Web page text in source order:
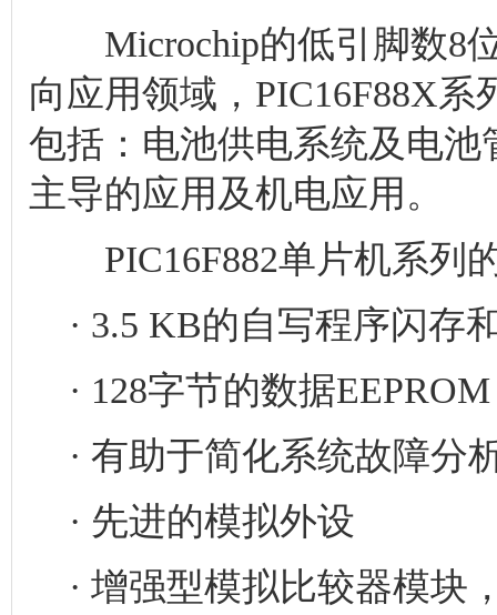
Microchip的低引脚数8位
向应用领域，PIC16F88X
包括：电池供电系统及电
主导的应用及机电应用。
PIC16F882单片机系列
· 3.5 KB的自写程序闪存
· 128字节的数据
· 有助于简化系统故障分
· 先进的模拟外设
· 增强型模拟比较器模块